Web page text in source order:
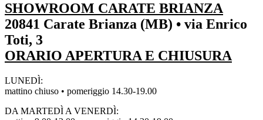
SHOWROOM CARATE BRIANZA
20841 Carate Brianza (MB) • via Enrico
Toti, 3
ORARIO APERTURA E CHIUSURA
LUNEDÌ:
mattino chiuso • pomeriggio 14.30-19.00
DA MARTEDÌ A VENERDÌ: